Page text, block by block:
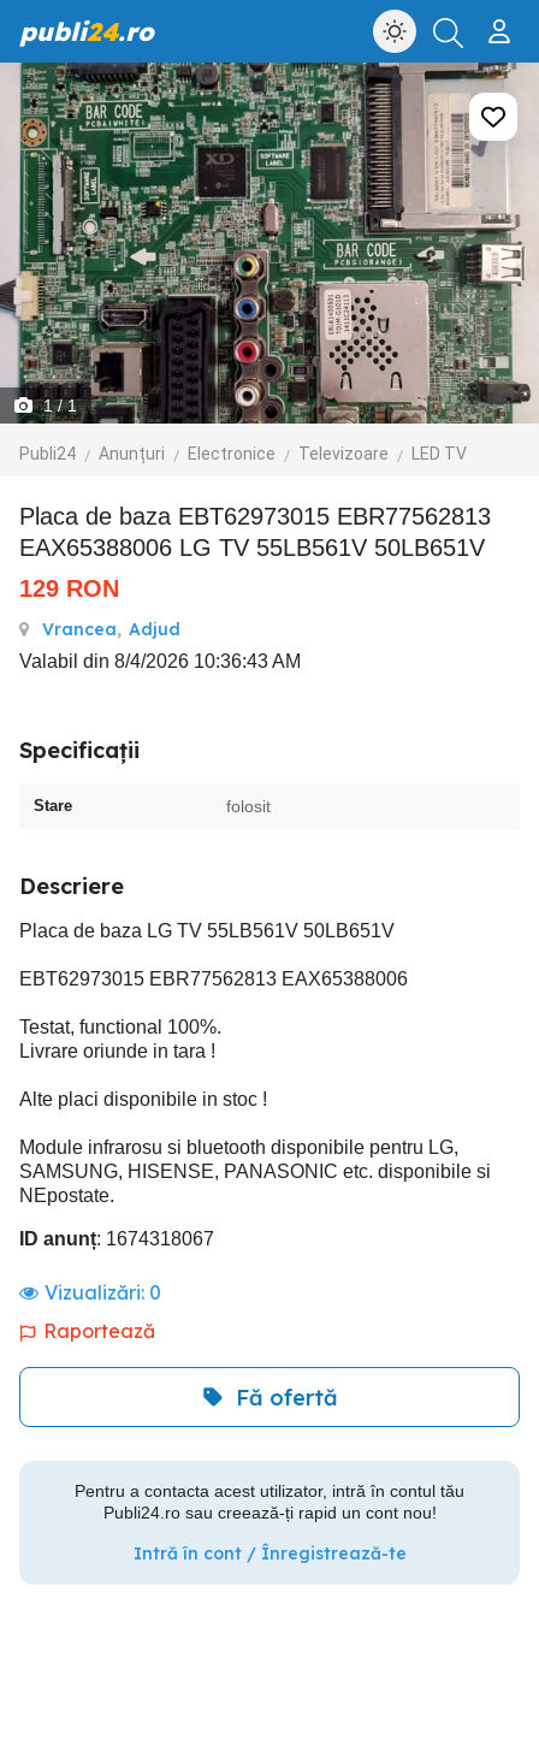
publi24.ro
1/ 1
Publi24 Anunțuri Electronice Televizoare LED TV
Placa de baza EBT62973015 EBR77562813
EAX65388006 LG TV 55LB561V 50LB651V
129 RON
Vrancea, Adjud
Valabil din 8/4/2026 10:36:43 AM
Specificații
Stare folosit
Descriere
Placa de baza LG TV 55LB561V 50LB651V
EBT62973015 EBR77562813 EAX65388006
Testat, functional 100%.
Livrare oriunde in tara !
Alte placi disponibile in stoc !
Module infrarosu si bluetooth disponibile pentru LG,
SAMSUNG, HISENSE, PANASONIC etc. disponibile si
NEpostate.
ID anunț: 1674318067
Vizualizări: 0
Raportează
Fă ofertă
Pentru a contacta acest utilizator, intră în contul tău
Publi24.ro sau creează-ți rapid un cont nou!
Intră în cont / Înregistrează-te